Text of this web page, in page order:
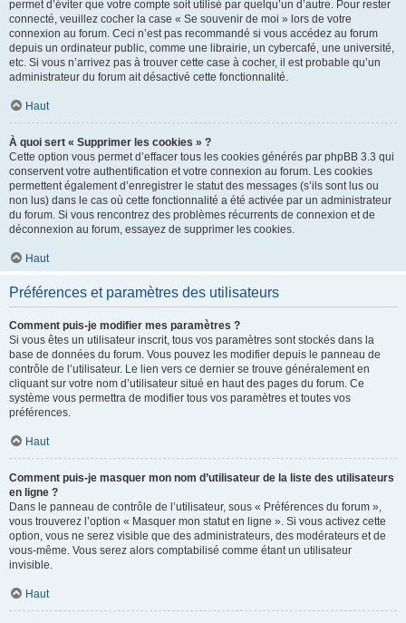
permet d’éviter que votre compte soit utilisé par quelqu’un d’autre. Pour rester
connecté, veuillez cocher la case « Se souvenir de moi » lors de votre
connexion au forum. Ceci n’est pas recommandé si vous accédez au forum
depuis un ordinateur public, comme une librairie, un cybercafé, une université,
etc. Si vous n’arrivez pas à trouver cette case à cocher, il est probable qu’un
administrateur du forum ait désactivé cette fonctionnalité.
Haut
À quoi sert « Supprimer les cookies » ?
Cette option vous permet d’effacer tous les cookies générés par phpBB 3.3 qui
conservent votre authentification et votre connexion au forum. Les cookies
permettent également d’enregistrer le statut des messages (s’ils sont lus ou
non lus) dans le cas où cette fonctionnalité a été activée par un administrateur
du forum. Si vous rencontrez des problèmes récurrents de connexion et de
déconnexion au forum, essayez de supprimer les cookies.
Haut
Préférences et paramètres des utilisateurs
Comment puis-je modifier mes paramètres ?
Si vous êtes un utilisateur inscrit, tous vos paramètres sont stockés dans la
base de données du forum. Vous pouvez les modifier depuis le panneau de
contrôle de l’utilisateur. Le lien vers ce dernier se trouve généralement en
cliquant sur votre nom d’utilisateur situé en haut des pages du forum. Ce
système vous permettra de modifier tous vos paramètres et toutes vos
préférences.
Haut
Comment puis-je masquer mon nom d’utilisateur de la liste des utilisateurs
en ligne ?
Dans le panneau de contrôle de l’utilisateur, sous « Préférences du forum »,
vous trouverez l’option « Masquer mon statut en ligne ». Si vous activez cette
option, vous ne serez visible que des administrateurs, des modérateurs et de
vous-même. Vous serez alors comptabilisé comme étant un utilisateur
invisible.
Haut